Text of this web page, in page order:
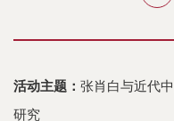
活动主题： 张肖白与近代
研究